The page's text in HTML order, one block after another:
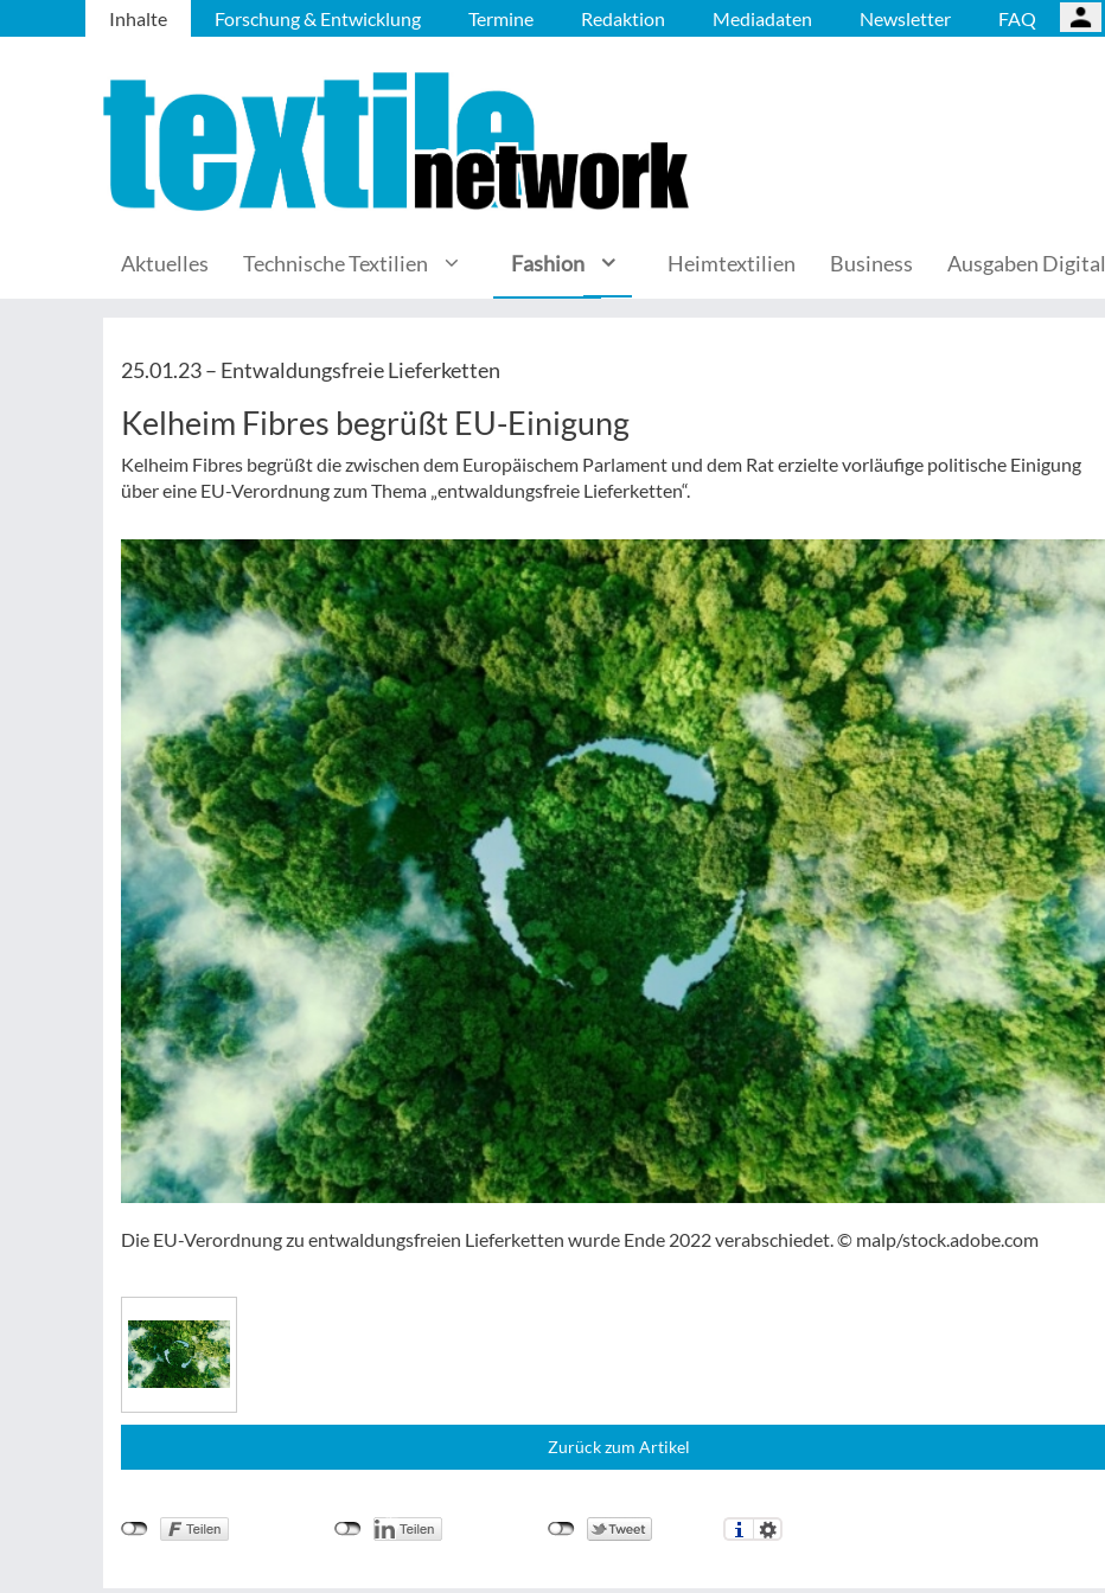
Inhalte Forschung & Entwicklung Termine Redaktion Mediadaten Newsletter FAQ
Aktuelles Technische Textilien Fashion Heimtextilien Business Ausgaben Digital
25.01.23 – Entwaldungsfreie Lieferketten
Kelheim Fibres begrüßt EU-Einigung
Kelheim Fibres begrüßt die zwischen dem Europäischem Parlament und dem Rat erzielte vorläufige politische Einigung
über eine EU-Verordnung zum Thema „entwaldungsfreie Lieferketten“.
Die EU-Verordnung zu entwaldungsfreien Lieferketten wurde Ende 2022 verabschiedet. © malp/stock.adobe.com
Zurück zum Artikel